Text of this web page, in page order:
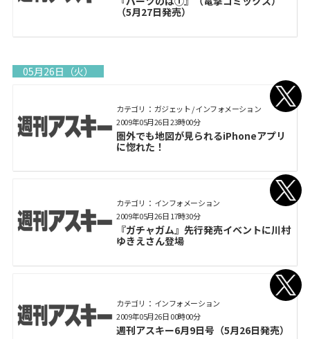
（5月27日発売）
05月26日（火）
カテゴリ： ガジェット / インフォメーション
圏外でも地図が見られるiPhoneアプリ
に惚れた！
2009年05月26日 23時00分
カテゴリ： インフォメーション
『ガチャガム』先行発売イベントに川村
ゆきえさん登場
2009年05月26日 17時30分
カテゴリ： インフォメーション
週刊アスキー6月9日号（5月26日発売）
2009年05月26日 00時00分